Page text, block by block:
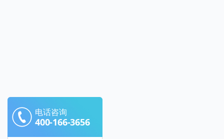
电话咨询
400-166-3656